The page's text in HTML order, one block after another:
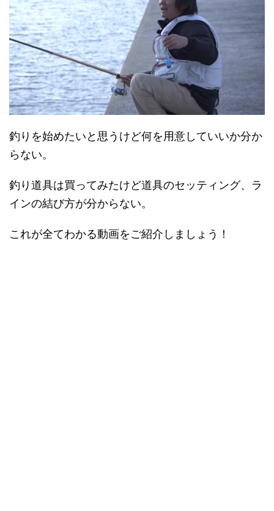
釣りを始めたいと思うけど何を用意していいか分か
らない。
釣り道具は買ってみたけど道具のセッティング、ラ
インの結び方が分からない。
これが全てわかる動画をご紹介しましょう！